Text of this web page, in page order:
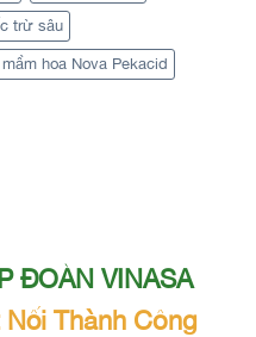
trừ sâu
hoa Nova Pekacid
ĐOÀN VINASA
Nối Thành Công